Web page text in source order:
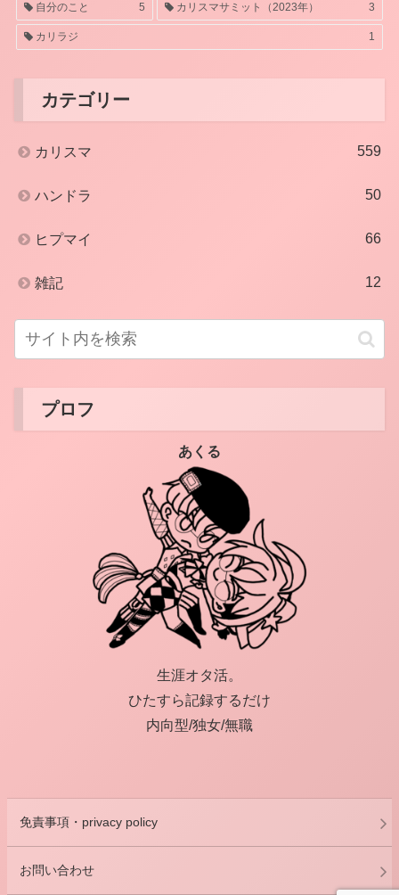
自分のこと 5 カリスマサミット（2023年） 3
カリラジ 1
カテゴリー
カリスマ 559
ハンドラ 50
ヒプマイ 66
雑記 12
プロフ
あくる
生涯オタ活。
ひたすら記録するだけ
内向型/独女/無職
免責事項・privacy policy
お問い合わせ